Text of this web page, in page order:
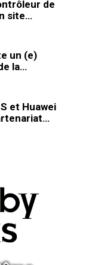
de
site…
un (e)
la…
et Huawei